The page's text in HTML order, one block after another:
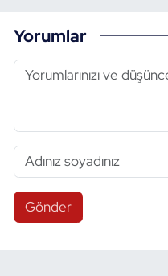
Yorumlar
Gönder